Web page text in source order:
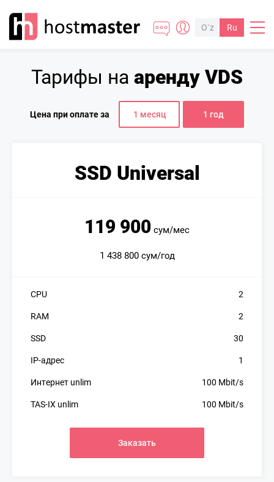
O`z Ru
Тарифы на аренду VDS
Цена при оплате за 1 месяц 1 год
SSD Universal
119 900 сум/мес
1 438 800 сум/год
CPU 2
RAM 2
SSD 30
IP-адрес 1
Интернет unlim 100 Mbit/s
TAS-IX unlim 100 Mbit/s
Заказать